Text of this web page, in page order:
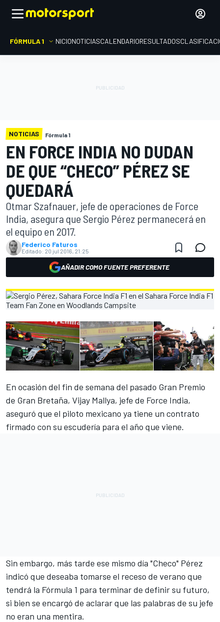
FÓRMULA 1 INICIONOTICIASCALENDARIORESULTADOS
NOTICIAS Fórmula 1
EN FORCE INDIA NO DUDAN
DE QUE “CHECO” PÉREZ SE
QUEDARÁ
Otmar Szafnauer, jefe de operaciones de Force
India, asegura que Sergio Pérez permanecerá en
el equipo en 2017.
Federico Faturos
Editado: 20 jul 2016, 21:25
AÑADIR COMO FUENTE PREFERENTE
En ocasión del fin de semana del pasado Gran Premio
de Gran Bretaña, Vijay Mallya, jefe de Force India,
aseguró que el piloto mexicano ya tiene un contrato
firmado con su escudería para el año que viene.
Sin embargo, más tarde ese mismo día "Checo" Pérez
indicó que deseaba tomarse el receso de verano que
tendrá la Fórmula 1 para terminar de definir su futuro,
si bien se encargó de aclarar que las palabras de su jefe
no eran una mentira.